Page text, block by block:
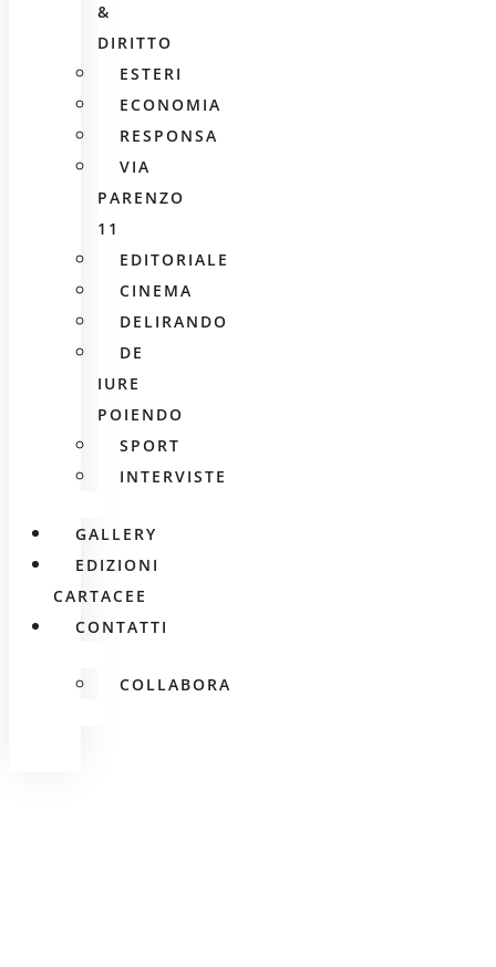
&
DIRITTO
ESTERI
ECONOMIA
RESPONSA
VIA
PARENZO
11
EDITORIALE
CINEMA
DELIRANDO
DE
IURE
POIENDO
SPORT
INTERVISTE
GALLERY
EDIZIONI
CARTACEE
CONTATTI
COLLABORA